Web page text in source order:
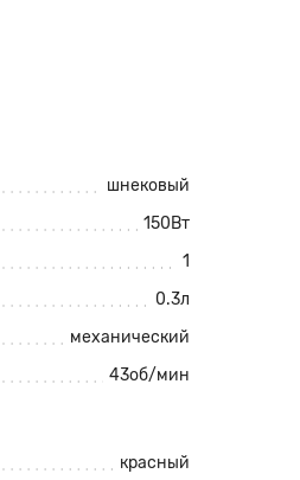
шнековый
150Вт
1
0.3л
механический
43об/мин
красный